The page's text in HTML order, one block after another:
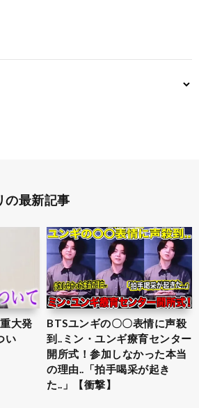
の最新記事
大発
い
BTSユンギの〇〇表情に声殺
到..ミン・ユンギ療育センター
開所式！参加しなかった本当
の理由..「拍手喝采が起き
た..」【衝撃】